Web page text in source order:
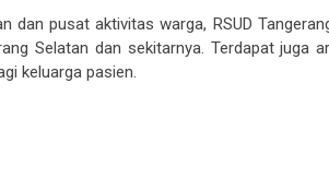
dan pusat aktivitas warga, RSUD
Selatan dan sekitarnya. Terdapat juga
keluarga pasien.